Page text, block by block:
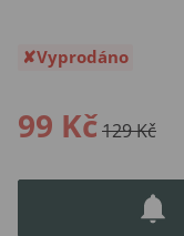
Vyprodáno
99 Kč129 Kč